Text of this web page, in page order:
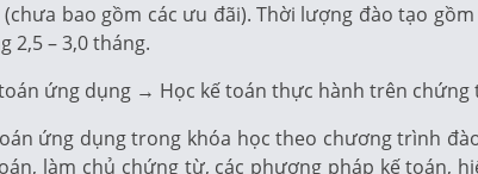
bao gồm các ưu đãi). Thời lượng đào tạo
2,5 – 3,0 tháng.
ứng dụng → Học kế toán thực hành trên
ứng dụng trong khóa học theo chương trình
làm chủ chứng từ, các phương pháp kế toán,